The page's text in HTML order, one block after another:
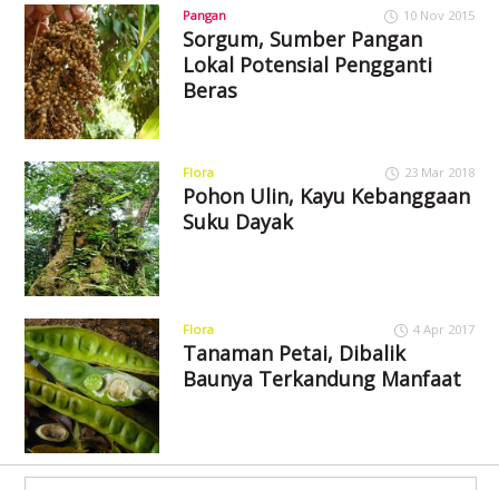
Pangan 10 Nov 2015
Sorgum, Sumber Pangan
Lokal Potensial Pengganti
Beras
Flora 23 Mar 2018
Pohon Ulin, Kayu Kebanggaan
Suku Dayak
Flora 4 Apr 2017
Tanaman Petai, Dibalik
Baunya Terkandung Manfaat